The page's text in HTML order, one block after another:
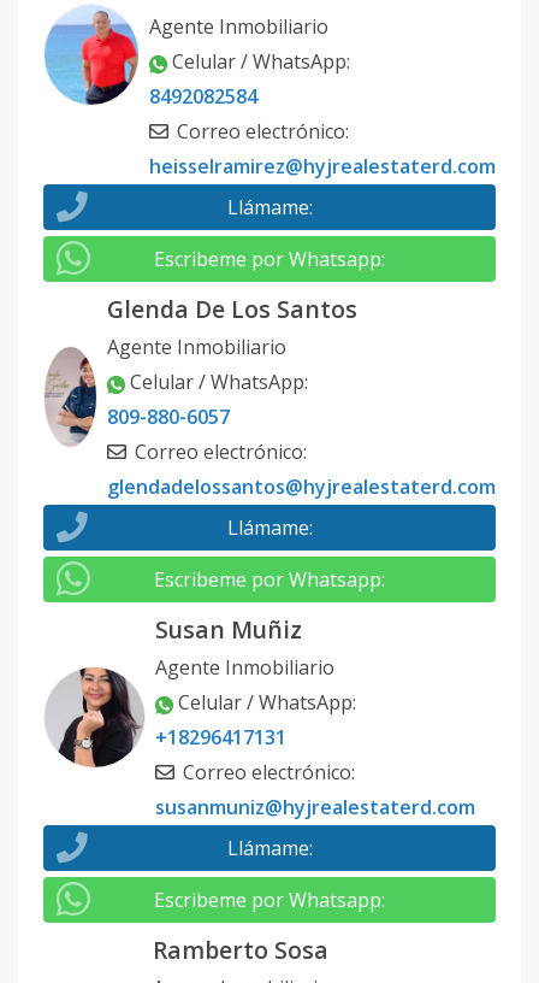
Agente Inmobiliario
Celular / WhatsApp:
8492082584
Correo electrónico:
heisselramirez@hyjrealestaterd.com
Llámame:
Escribeme por Whatsapp:
Glenda De Los Santos
Agente Inmobiliario
Celular / WhatsApp:
809-880-6057
Correo electrónico:
glendadelossantos@hyjrealestaterd.com
Llámame:
Escribeme por Whatsapp:
Susan Muñiz
Agente Inmobiliario
Celular / WhatsApp:
+18296417131
Correo electrónico:
susanmuniz@hyjrealestaterd.com
Llámame:
Escribeme por Whatsapp:
Ramberto Sosa